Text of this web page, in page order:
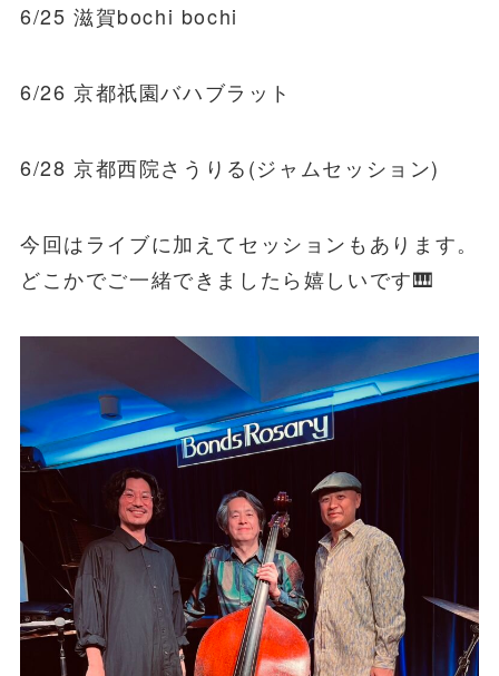
6/25 滋賀bochi bochi
6/26 京都祇園バハブラット
6/28 京都西院さうりる(ジャムセッション)
今回はライブに加えてセッションもあります。
どこかでご一緒できましたら嬉しいです🎹